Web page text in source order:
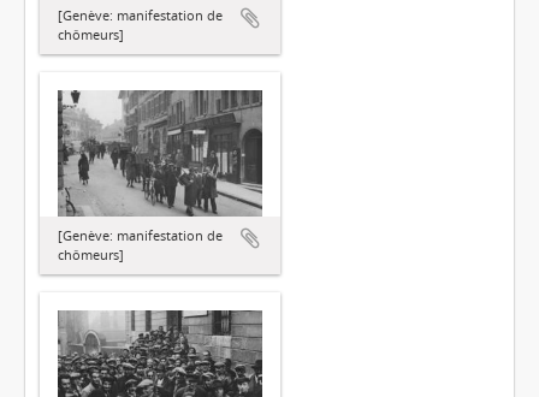
[Genève: manifestation de
chômeurs]
[Genève: manifestation de
chômeurs]